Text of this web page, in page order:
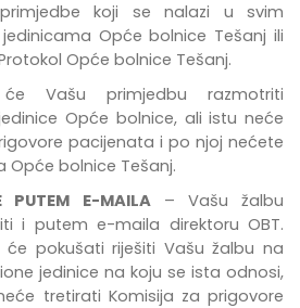
koji se nalazi u svim
Opće bolnice Tešanj ili
Opće bolnice Tešanj.
Vašu primjedbu razmotriti
Opće bolnice, ali istu neće
pacijenata i po njoj nećete
Opće bolnice Tešanj.
PUTEM E-MAILA– Vašu žalbu
i putem e-maila direktoru OBT.
pokušati riješiti Vašu žalbu na
jedinice na koju se ista odnosi,
tretirati Komisija za prigovore